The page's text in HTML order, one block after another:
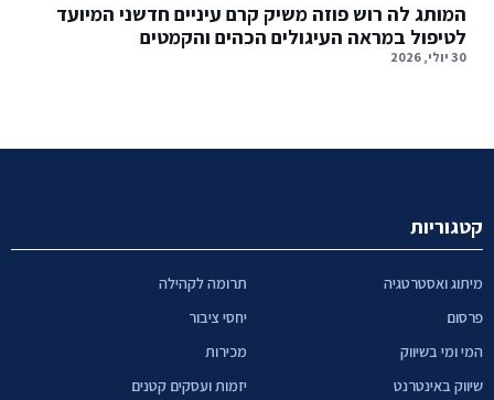
המותג לה רוש פוזה משיק קרם עיניים חדשני המיועד
לטיפול במראה העיגולים הכהים והקמטים
30 יולי, 2026
קטגוריות
מיתוג ואסטרטגיה
פרסום
המי ומי בשיווק
שיווק באינטרנט
תרומה לקהילה
יחסי ציבור
מכירות
יזמות ועסקים קטנים